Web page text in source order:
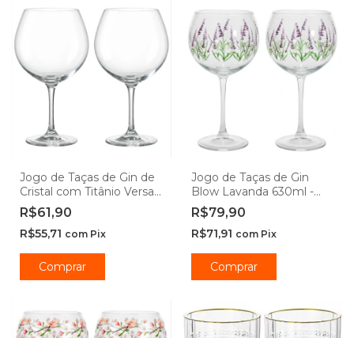
Jogo de Taças de Gin de
Cristal com Titânio Versat
680ml - Seu Lar
R$61,90
R$55,71 com Pix
Comprar
Jogo de Taças de Gin
Blow Lavanda 630ml -
Hauskraft
R$79,90
R$71,91 com Pix
Comprar